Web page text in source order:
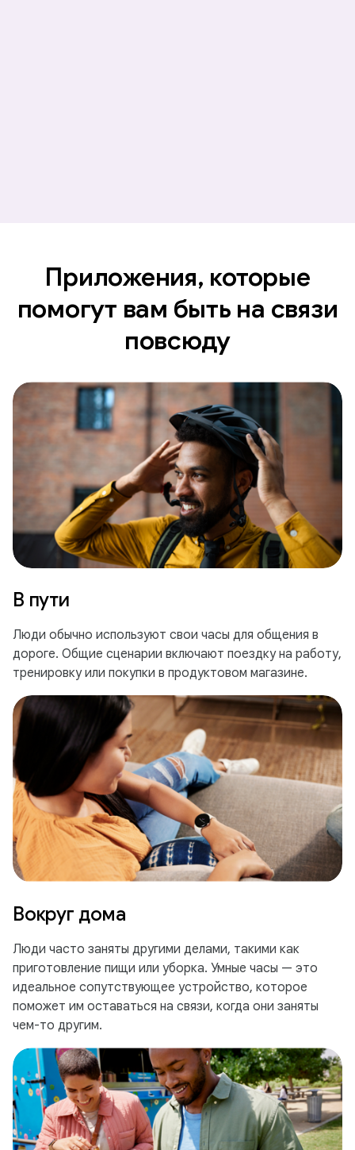
Приложения, которые
помогут вам быть на связи
повсюду
В пути
Люди обычно используют свои часы для общения в
дороге. Общие сценарии включают поездку на работу,
тренировку или покупки в продуктовом магазине.
Вокруг дома
Люди часто заняты другими делами, такими как
приготовление пищи или уборка. Умные часы — это
идеальное сопутствующее устройство, которое
поможет им оставаться на связи, когда они заняты
чем-то другим.